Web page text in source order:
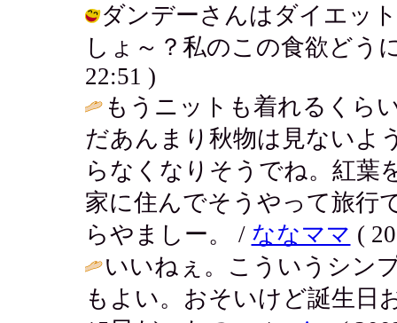
ダンデーさんはダイエッ
しょ～？私のこの食欲どう
22:51 )
もうニットも着れるくら
だあんまり秋物は見ないよ
らなくなりそうでね。紅葉
家に住んでそうやって旅行
らやましー。 / ななママ (
いいねぇ。こういうシン
もよい。おそいけど誕生日